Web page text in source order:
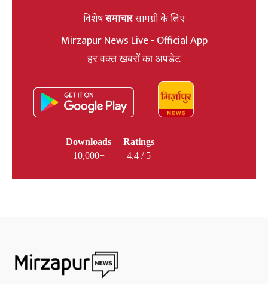
विशेषसमाचारसामग्री के लिए
Mirzapur News Live - Official App
हर वक्त खबरों का अपडेट
Downloads
10,000+
Ratings
4.4 / 5